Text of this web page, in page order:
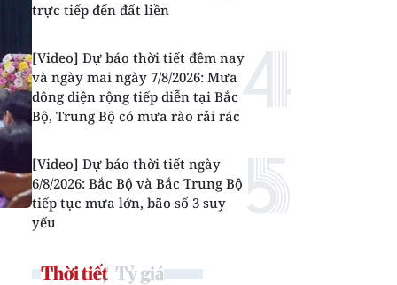
trực tiếp đến đất liền
[Video] Dự báo thời tiết đêm nay
và ngày mai ngày 7/8/2026: Mưa
dông diện rộng tiếp diễn tại Bắc
Bộ, Trung Bộ có mưa rào rải rác
[Video] Dự báo thời tiết ngày
6/8/2026: Bắc Bộ và Bắc Trung Bộ
tiếp tục mưa lớn, bão số 3 suy
yếu
Thời tiết Tỷ giá